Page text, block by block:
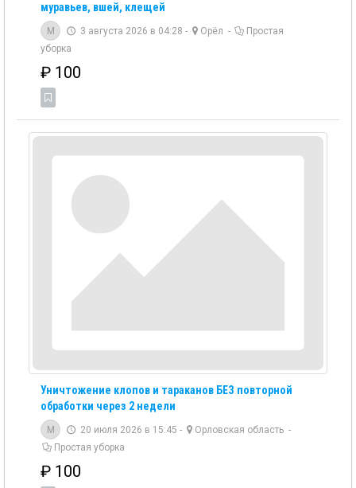
муравьев, вшей, клещей
M 3 августа 2026 в 04:28 - Орёл -
Простая
уборка
₽ 100
Уничтожение клопов и тараканов БЕЗ повторной
обработки через 2 недели
M 20 июля 2026 в 15:45 - Орловская область -
Простая уборка
₽ 100